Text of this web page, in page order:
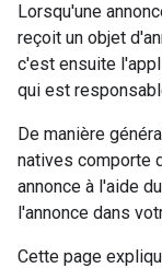
Lorsqu'une
reçoit un objet
c'est ensuite
qui est
De manière
natives comporte
annonce à l'aide
l'annonce dans
Cette page